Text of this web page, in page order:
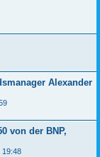
Alexander
von der BNP,
19:48